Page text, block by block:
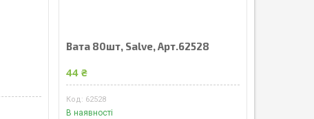
Вата 80шт, Salve, Арт.62528
44 ₴
62528
В наявності